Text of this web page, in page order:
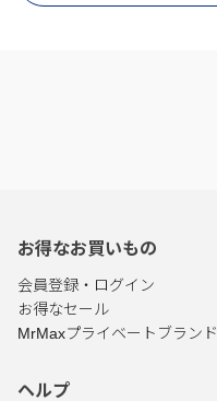
お得なお買いもの
会員登録・ログイン
お得なセール
MrMaxプライベートブランド
ヘルプ